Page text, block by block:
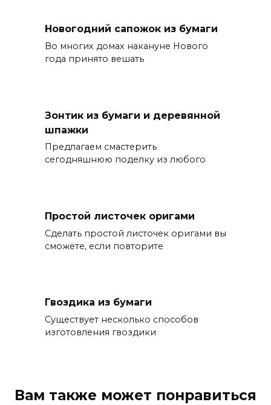
Новогодний сапожок из бумаги
Во многих домах накануне Нового
года принято вешать
Зонтик из бумаги и деревянной
шпажки
Предлагаем смастерить
сегодняшнюю поделку из любого
Простой листочек оригами
Сделать простой листочек оригами вы
сможете, если повторите
Гвоздика из бумаги
Существует несколько способов
изготовления гвоздики
Вам также может понравиться